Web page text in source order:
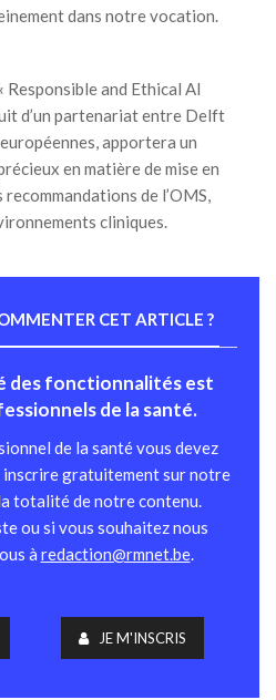
dans notre vocation.
and Ethical AI
d’un partenariat entre Delft
apportera un
en matière de mise en
de l’OMS,
cliniques.
CET ARTICLE ?
des fonctionnalités est
de la santé.
de la santé vous devez
inscrire gratuitement sur notre
totalité de notre contenu.
ou si vous souhaitez nous
à redaction@rmnet.be.
JE M'INSCRIS